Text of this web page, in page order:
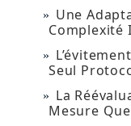
Une
Complexité
Seul
La
Mesure